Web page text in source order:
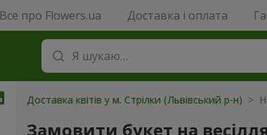
Все про Flowers.ua Доставка і оплата
Доставка квітів у м. Стрілки (Львівський р-н) >
Замовити букет на